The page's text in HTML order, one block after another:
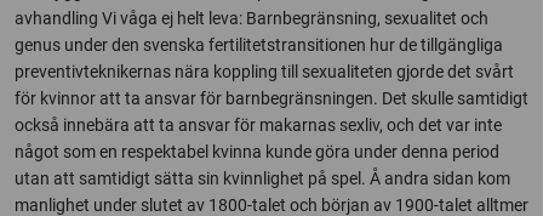
avhandling Vi våga ej helt leva: Barnbegränsning, sexualitet och
genus under den svenska fertilitetstransitionen hur de tillgängliga
preventivteknikernas nära koppling till sexualiteten gjorde det svårt
för kvinnor att ta ansvar för barnbegränsningen. Det skulle samtidigt
också innebära att ta ansvar för makarnas sexliv, och det var inte
något som en respektabel kvinna kunde göra under denna period
utan att samtidigt sätta sin kvinnlighet på spel. Å andra sidan kom
manlighet under slutet av 1800-talet och början av 1900-talet alltmer